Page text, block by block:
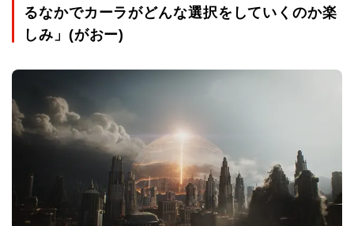
るなかでカーラがどんな選択をしていくのか楽
しみ」(がおー)